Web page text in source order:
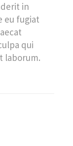
in
eu fugiat
qui
laborum.